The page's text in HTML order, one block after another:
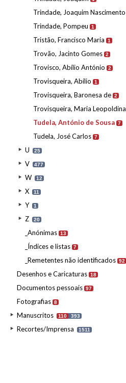
Trindade, Joaquim Nascimento
Trindade, Pompeu 1
Tristão, Francisco Maria 1
Trovão, Jacinto Gomes 2
Trovisco, Abílio António 2
Trovisqueira, Abílio 1
Trovisqueira, Baronesa de 2
Trovisqueira, Maria Leopoldina
Tudela, António de Sousa 7
Tudela, José Carlos 7
U 25
V 477
W 12
X 11
Y 1
Z 20
_Anónimas 13
_Índices e listas 7
_Remetentes não identificados 92
Desenhos e Caricaturas 18
Documentos pessoais 97
Fotografias 8
Manuscritos 110 393
Recortes/Imprensa 1511